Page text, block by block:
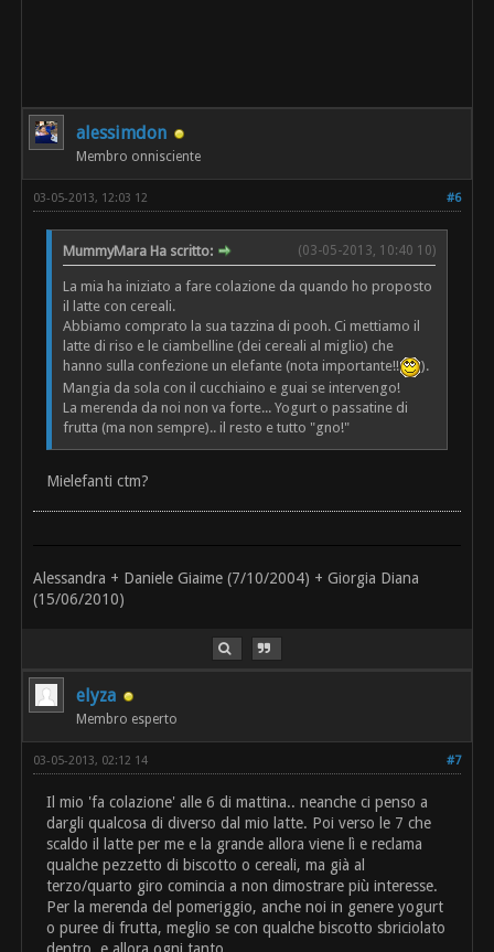
alessimdon
Membro onnisciente
#6
03-05-2013, 12:03 12
(03-05-2013, 10:40 10)
MummyMara Ha scritto:
La mia ha iniziato a fare colazione da quando ho proposto
il latte con cereali.
Abbiamo comprato la sua tazzina di pooh. Ci mettiamo il
latte di riso e le ciambelline (dei cereali al miglio) che
hanno sulla confezione un elefante (nota importante!!
).
Mangia da sola con il cucchiaino e guai se intervengo!
La merenda da noi non va forte... Yogurt o passatine di
frutta (ma non sempre).. il resto e tutto "gno!"
Mielefanti ctm?
Alessandra + Daniele Giaime (7/10/2004) + Giorgia Diana
(15/06/2010)
elyza
Membro esperto
#7
03-05-2013, 02:12 14
Il mio 'fa colazione' alle 6 di mattina.. neanche ci penso a
dargli qualcosa di diverso dal mio latte. Poi verso le 7 che
scaldo il latte per me e la grande allora viene lì e reclama
qualche pezzetto di biscotto o cereali, ma già al
terzo/quarto giro comincia a non dimostrare più interesse.
Per la merenda del pomeriggio, anche noi in genere yogurt
o puree di frutta, meglio se con qualche biscotto sbriciolato